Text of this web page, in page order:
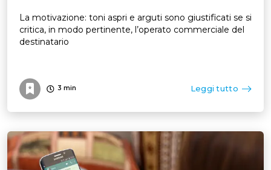
La motivazione: toni aspri e arguti sono giustificati se si
critica, in modo pertinente, l’operato commerciale del
destinatario
3 min Leggi tutto